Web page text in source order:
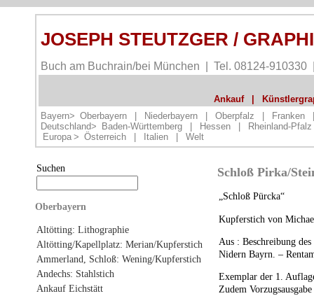
JOSEPH STEUTZGER /
Buch am Buchrain/bei München | Tel. 08124-
Ankauf
Bayern> Oberbayern Niederbayern Oberpfalz Franken
Deutschland>
Baden-Württemberg Hessen
Rheinland-Pfalz
Europa > Österreich Italien Welt
Suchen
Oberbayern
Altötting: Lithographie
Altötting/Kapellplatz: Merian/Kupferstich
Ammerland, Schloß: Wening/Kupferstich
Andechs: Stahlstich
Ankauf Eichstätt
Schloß Pirka/
„Schloß Pürcka“
Kupferstich von
Aus : Beschreibung
Nidern Bayrn. –
Exemplar der 1.
Zudem